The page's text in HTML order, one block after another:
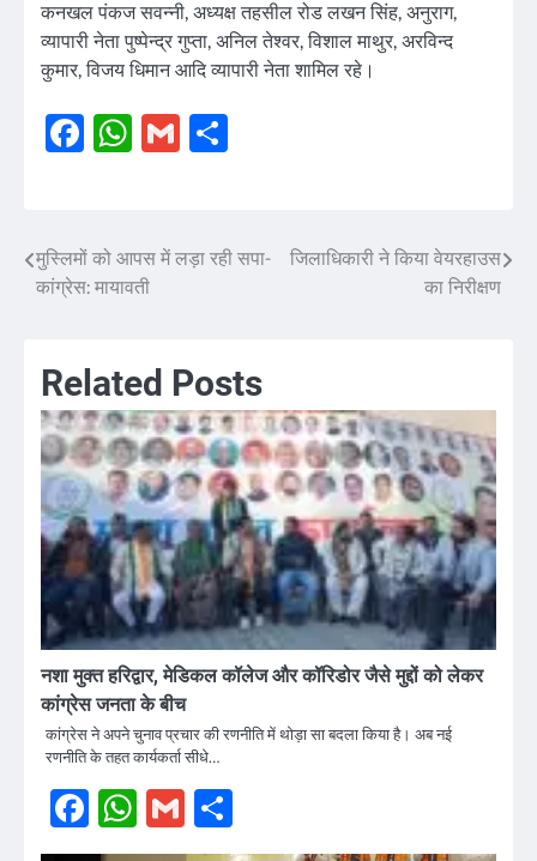
कनखल पंकज सवन्नी, अध्यक्ष तहसील रोड लखन सिंह, अनुराग,
व्यापारी नेता पुष्पेन्द्र गुप्ता, अनिल तेश्वर, विशाल माथुर, अरविन्द
कुमार, विजय धिमान आदि व्यापारी नेता शामिल रहे।
Facebook
WhatsApp
Gmail
Post
navigation
मुस्लिमों को आपस में लड़ा रही सपा-
कांग्रेस: मायावती
जिलाधिकारी ने किया वेयरहाउस
का निरीक्षण
Related Posts
नशा मुक्त हरिद्वार, मेडिकल कॉलेज और कॉरिडोर जैसे मुद्दों को लेकर
कांग्रेस जनता के बीच
कांग्रेस ने अपने चुनाव प्रचार की रणनीति में थोड़ा सा बदला किया है। अब नई
रणनीति के तहत कार्यकर्ता सीधे…
Facebook
WhatsApp
Gmail